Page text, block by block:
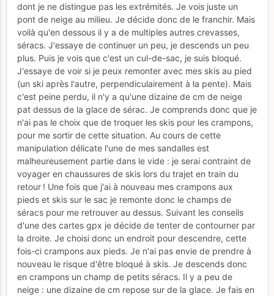
dont je ne distingue pas les extrémités. Je vois juste un
pont de neige au milieu. Je décide donc de le franchir. Mais
voilà qu'en dessous il y a de multiples autres crevasses,
séracs. J'essaye de continuer un peu, je descends un peu
plus. Puis je vois que c'est un cul-de-sac, je suis bloqué.
J'essaye de voir si je peux remonter avec mes skis au pied
(un ski après l'autre, perpendiculairement à la pente). Mais
c'est peine perdu, il n'y a qu'une dizaine de cm de neige
pat dessus de la glace de sérac. Je comprends donc que je
n'ai pas le choix que de troquer les skis pour les crampons,
pour me sortir de cette situation. Au cours de cette
manipulation délicate l'une de mes sandalles est
malheureusement partie dans le vide : je serai contraint de
voyager en chaussures de skis lors du trajet en train du
retour ! Une fois que j'ai à nouveau mes crampons aux
pieds et skis sur le sac je remonte donc le champs de
séracs pour me retrouver au dessus. Suivant les conseils
d'une des cartes gpx je décide de tenter de contourner par
la droite. Je choisi donc un endroit pour descendre, cette
fois-ci crampons aux pieds. Je n'ai pas envie de prendre à
nouveau le risque d'être bloqué à skis. Je descends donc
en crampons un champ de petits séracs. Il y a peu de
neige : une dizaine de cm repose sur de la glace. Je fais en